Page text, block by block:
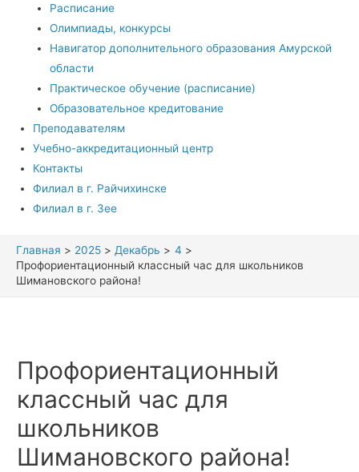
Расписание
Олимпиады, конкурсы
Навигатор дополнительного образования Амурской
области
Практическое обучение (расписание)
Образовательное кредитование
Преподавателям
Учебно-аккредитационный центр
Контакты
Филиал в г. Райчихинске
Филиал в г. Зее
Главная 2025 Декабрь
4
Профориентационный классный час для школьников
Шимановского района!
Профориентационный
классный час для
школьников
Шимановского района!